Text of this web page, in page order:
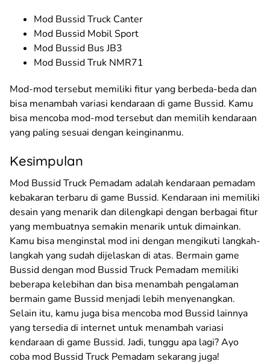
Mod Bussid Truck Canter
Mod Bussid Mobil Sport
Mod Bussid Bus JB3
Mod Bussid Truk NMR71
Mod-mod tersebut memiliki fitur yang berbeda-beda dan
bisa menambah variasi kendaraan di game Bussid. Kamu
bisa mencoba mod-mod tersebut dan memilih kendaraan
yang paling sesuai dengan keinginanmu.
Kesimpulan
Mod Bussid Truck Pemadam adalah kendaraan pemadam
kebakaran terbaru di game Bussid. Kendaraan ini memiliki
desain yang menarik dan dilengkapi dengan berbagai fitur
yang membuatnya semakin menarik untuk dimainkan.
Kamu bisa menginstal mod ini dengan mengikuti langkah-
langkah yang sudah dijelaskan di atas. Bermain game
Bussid dengan mod Bussid Truck Pemadam memiliki
beberapa kelebihan dan bisa menambah pengalaman
bermain game Bussid menjadi lebih menyenangkan.
Selain itu, kamu juga bisa mencoba mod Bussid lainnya
yang tersedia di internet untuk menambah variasi
kendaraan di game Bussid. Jadi, tunggu apa lagi? Ayo
coba mod Bussid Truck Pemadam sekarang juga!